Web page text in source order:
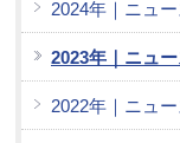
2024年｜ニュ
2023年｜ニュ
2022年｜ニュ